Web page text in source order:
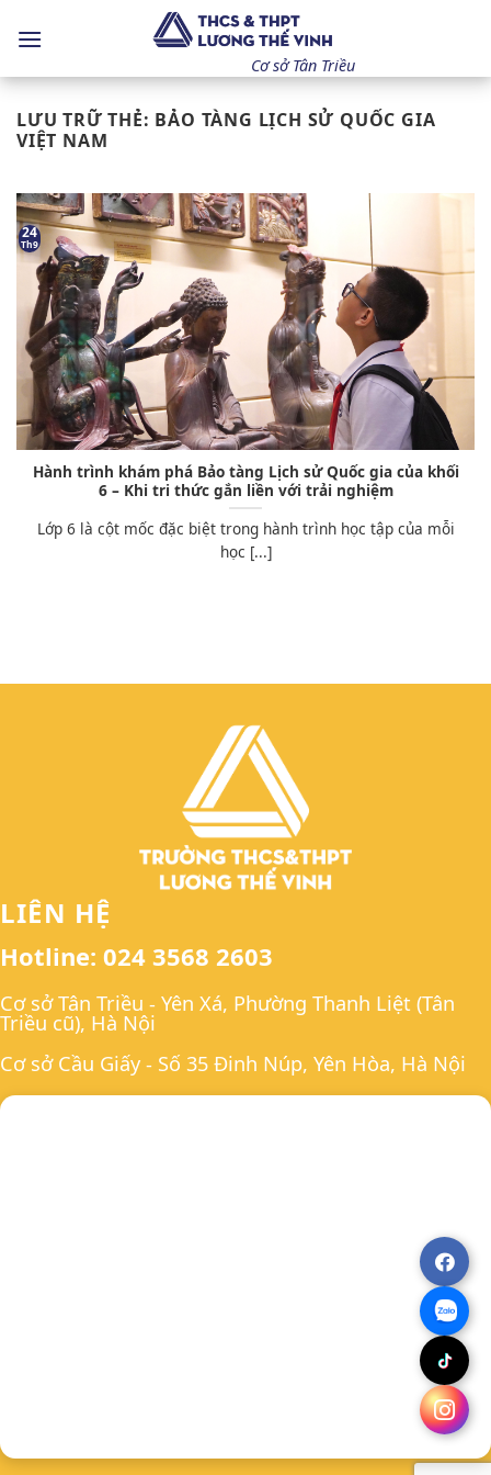
qua
Cơ sở Tân Triều
LƯU TRỮ THẺ: BẢO TÀNG LỊCH SỬ QUỐC GIA
VIỆT NAM
Hành trình khám phá Bảo tàng Lịch sử Quốc gia của khối
6 – Khi tri thức gắn liền với trải nghiệm
Lớp 6 là cột mốc đặc biệt trong hành trình học tập của mỗi
học [...]
24
Th9
LIÊN HỆ
Hotline: 024 3568 2603
Cơ sở Tân Triều - Yên Xá, Phường Thanh Liệt (Tân
Triều cũ), Hà Nội
Cơ sở Cầu Giấy - Số 35 Đinh Núp, Yên Hòa, Hà Nội